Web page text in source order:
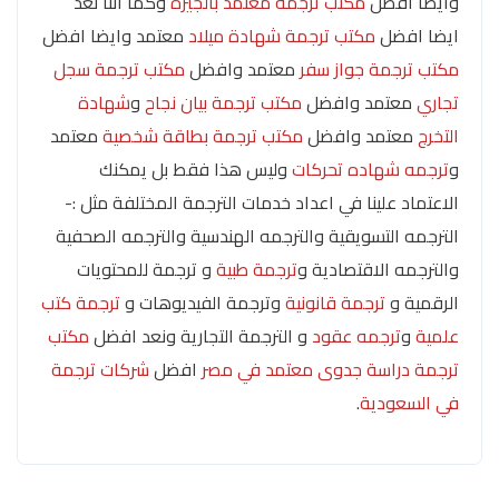
ايضا افضلمكتب ترجمة شهادة ميلاد معتمد وايضا افضل
مكتب ترجمة جواز سفر معتمد وافضلمكتب ترجمة سجل
تجاريمعتمد وافضلمكتب ترجمة بيان نجاحوشهادة
التخرجمعتمد وافضلمكتب ترجمة بطاقة شخصيةمعتمد
وترجمه شهاده تحركاتوليس هذا فقط بل يمكنك
الاعتماد علينا في اعداد خدمات الترجمة المختلفة مثل :-
الترجمه التسويقية والترجمه الهندسية والترجمه الصحفية
والترجمه الاقتصادية وترجمة طبيةو ترجمة للمحتويات
الرقمية وترجمة قانونيةوترجمة الفيديوهات وترجمة كتب
علميةوترجمه عقود و الترجمة التجارية ونعد افضلمكتب
ترجمة دراسة جدوى معتمد في مصر افضلشركات ترجمة
في السعودية.